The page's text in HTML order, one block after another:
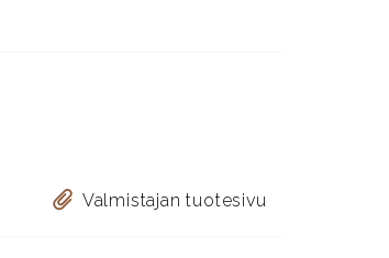
Valmistajan tuotesivu